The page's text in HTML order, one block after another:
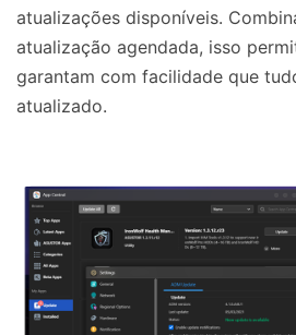
atualizações disponíveis.
atualização agendada, isso
garantam com facilidade que
atualizado.